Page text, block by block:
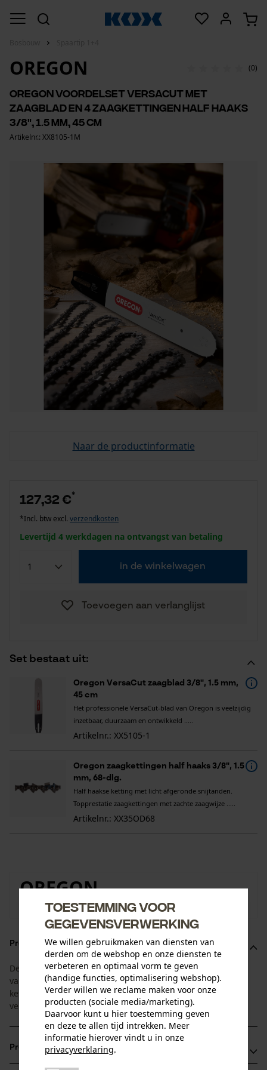
OREGON (0)
Oregon voordelset VersaCut met
zaagblad en 4 zaagkettingen half haaks
3/8", 1.5 mm, 45 cm
Artikelnr.: XX8105-1M
Naar de productinformatie
Set bestaat uit:
Oregon VersaCut zaagblad 3/8", 1.5 mm,
45 cm
Het professionele VersaCut-blad van Oregon is veelzijdig
inzetbaar, duurzaam en ontwikkeld .....
Artikelnr.: XX5105-1
Oregon zaagkettingen half haaks 3/8", 1.5
mm, 68-dlg.
Half haakse ketting met licht afgeronde snijtanden.
Topprestatie zaagkettingen met zachte zaagwijze .....
Artikelnr.: XX35OD68
127,32 €*
*Incl. btw excl. verzendkosten
Levertijd 4 werkdagen na ontvangst van betaling
in de winkelwagen
Toevoegen aan verlanglijst
OREGON
Naar de merkenshop van Oregon
Productomschrijving
Deze Oregon-bespaarset 1+4 is afgestemd op de standtijd
van het kettingblad en de zaagketting. U ontvangt 1
kettingblad met 4 bijpassende zaagkettingen. Zo hebt u de
vervangende kettingen altijd binnen handbereik.
Productvoordelen
Toestemming voor
gegevensverwerking
We willen gebruikmaken van diensten van
derden om de webshop en onze diensten te
verbeteren en optimaal vorm te geven
(handige functies, optimalisering webshop).
Verder willen we reclame maken voor onze
producten (sociale media/marketing).
Daarvoor kunt u hier toestemming geven
en deze te allen tijd intrekken. Meer
informatie hierover vindt u in onze
privacyverklaring.